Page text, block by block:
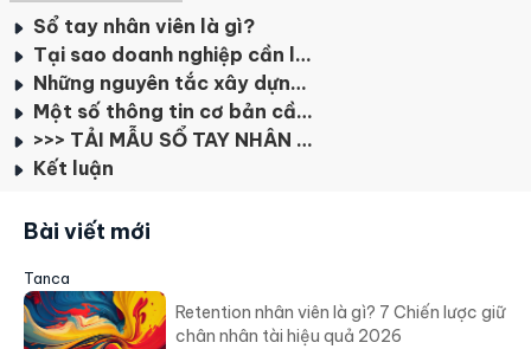
Sổ tay nhân viên là gì?
Tại sao doanh nghiệp cần làm sổ tay cho nhân viên?
Những nguyên tắc xây dựng sổ tay nhân viên trong doanh nghiệp
Một số thông tin cơ bản cần đưa vào sổ tay nhân viên
>>> TẢI MẪU SỔ TAY NHÂN VIÊN <<<
Kết luận
Bài viết mới
Tanca
Retention nhân viên là gì? 7 Chiến lược giữ
chân nhân tài hiệu quả 2026